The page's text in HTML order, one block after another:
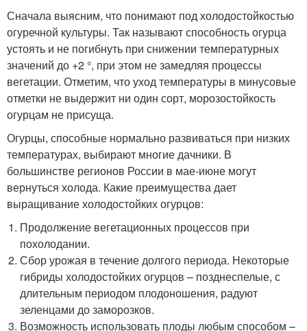
Сначала выясним, что понимают под холодостойкостью
огуречной культуры. Так называют способность огурца
устоять и не погибнуть при снижении температурных
значений до +2 °, при этом не замедляя процессы
вегетации. Отметим, что уход температуры в минусовые
отметки не выдержит ни один сорт, морозостойкость
огурцам не присуща.
Огурцы, способные нормально развиваться при низких
температурах, выбирают многие дачники. В
большинстве регионов России в мае-июне могут
вернуться холода. Какие преимущества дает
выращивание холодостойких огурцов:
Продолжение вегетационных процессов при
похолодании.
Сбор урожая в течение долгого периода. Некоторые
гибриды холодостойких огурцов – позднеспелые, с
длительным периодом плодоношения, радуют
зеленцами до заморозков.
Возможность использовать плоды любым способом –